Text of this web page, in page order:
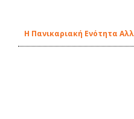
Η Πανικαριακή Ενότητα